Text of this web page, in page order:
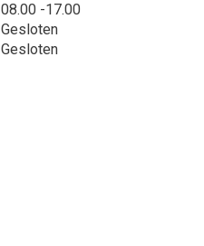
08.00 -17.00
Gesloten
Gesloten